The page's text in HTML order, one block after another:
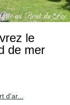
le
de mer
d'ar...